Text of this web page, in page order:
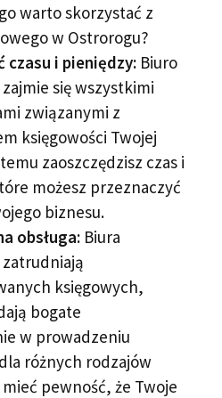
warto skorzystać z
w Ostrorogu?
czasu i pieniędzy: Biuro
się wszystkimi
związanymi z
księgowości Twojej
zaoszczędzisz czas i
możesz przeznaczyć
biznesu.
obsługa: Biura
księgowych,
bogate
w prowadzeniu
różnych rodzajów
pewność, że Twoje